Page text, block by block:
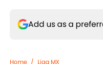
Add us as a
Home / Liga MX